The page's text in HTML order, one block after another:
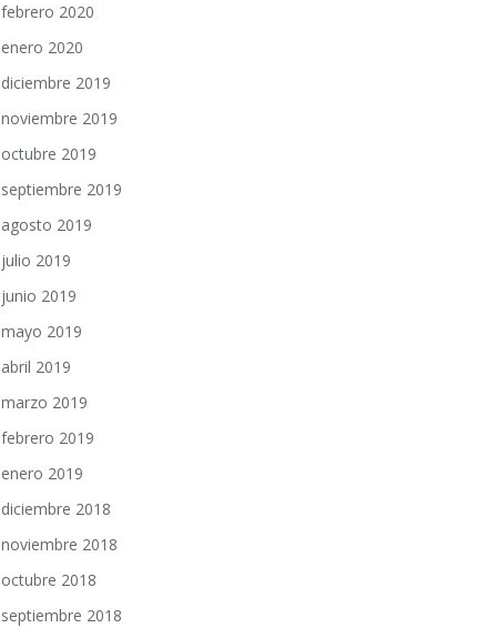
febrero 2020
enero 2020
diciembre 2019
noviembre 2019
octubre 2019
septiembre 2019
agosto 2019
julio 2019
junio 2019
mayo 2019
abril 2019
marzo 2019
febrero 2019
enero 2019
diciembre 2018
noviembre 2018
octubre 2018
septiembre 2018